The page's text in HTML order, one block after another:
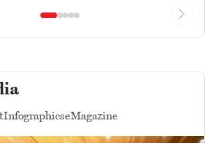
InfographicseMagazine